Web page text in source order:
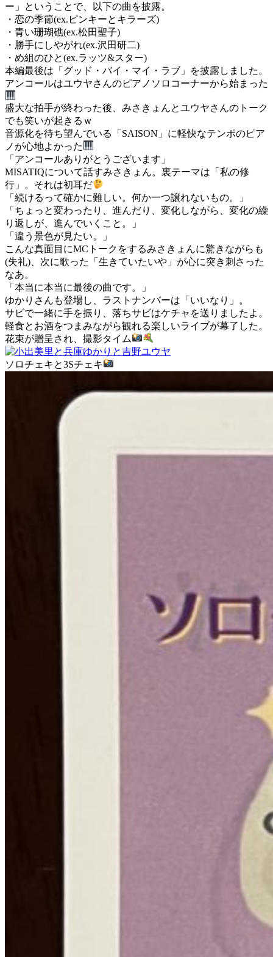
ー」ということで、以下の曲を披露。
・恋の季節(ex.ピンキーとキラーズ)
・青い珊瑚礁(ex.松田聖子)
・勝手にしやがれ(ex.沢田研二)
・め組のひと(ex.ラッツ&スター)
本編最後は「グッド・バイ・マイ・ラブ」を披露しました。
アンコールはユウヤさんのピアノソロコーナーから始まった
盛大な拍手が終わった後、みさきょんとユウヤさんのトーク
でも笑いが起きるｗ
音源化を待ち望んでいる「SAISON」に軽快なテンポのピア
ノが心地よかった
「アンコールありがとうございます」
MISATIQについて話すみさきょん。裏テーマは「私の修
行」。それは初耳だ
「続けるって確かに難しい。何か一つ譲れないもの。」
「ちょっと変わったり、進んだり、変化しながら、変化の繰
り返しが、進んでいくこと。」
「違う景色が見たい。」
こんな真面目にMCトークをするみさきょんに驚きながらも
(失礼)、次に歌った「生きていたいや」が心に突き刺さった
なあ。
「本当に本当に最後の曲です。」
ゆかりさんも登場し、ラストナンバーは「いいなり」。
サビで一緒に手を振り、落ちサビはケチャを送りましたよ。
軽食とお酒をつまみながら観れる楽しいライブが幕了した。
花束が贈呈され、撮影タイム
ソロチェキと3Sチェキ